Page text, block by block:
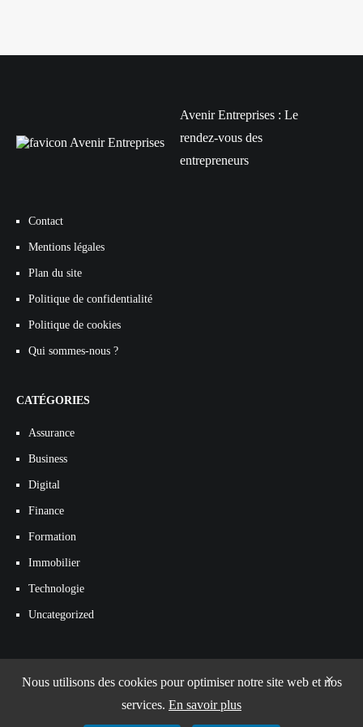
Avenir Entreprises : Le
rendez-vous des
entrepreneurs
Contact
Mentions légales
Plan du site
Politique de confidentialité
Politique de cookies
Qui sommes-nous ?
CATÉGORIES
Assurance
Business
Digital
Finance
Formation
Immobilier
Technologie
Uncategorized
×
Nous utilisons des cookies pour optimiser notre site web et nos
services. En savoir plus